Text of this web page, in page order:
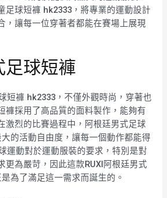
足球短褲 hk2333，將專業的運動設計
，讓每一位穿著者都能在賽場上展現
足球短褲
短褲 hk2333，不僅外觀時尚，穿著也
褲採用了高品質的面料製作，能夠有
激烈的比賽過程中，阿根廷男式足球
的活動自由度，讓每一個動作都能得
運動對於運動服裝的要求，特別是對
更為嚴苛，因此這款RUXI阿根廷男式
為了滿足這一需求而誕生的。